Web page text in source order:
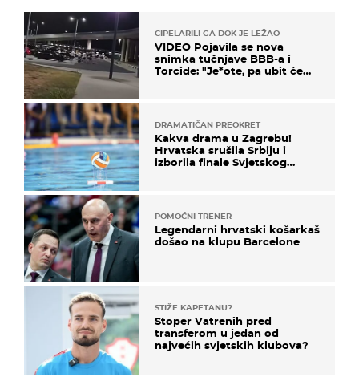
CIPELARILI GA DOK JE LEŽAO
VIDEO Pojavila se nova
snimka tučnjave BBB-a i
Torcide: "Je*ote, pa ubit će
DRAMATIČAN PREOKRET
Kakva drama u Zagrebu!
Hrvatska srušila Srbiju i
izborila finale Svjetskog
POMOĆNI TRENER
Legendarni hrvatski košarkaš
došao na klupu Barcelone
STIŽE KAPETANU?
Stoper Vatrenih pred
transferom u jedan od
najvećih svjetskih klubova?